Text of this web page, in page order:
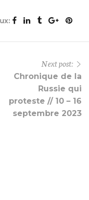
Next post:
Chronique de la
Russie qui
proteste // 10 – 16
septembre 2023